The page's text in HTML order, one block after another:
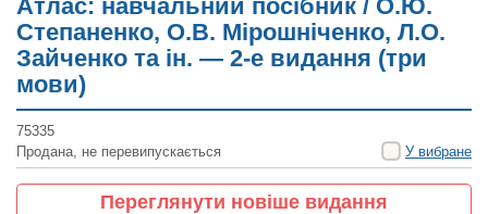
Атлас: навчальний посібник / О.Ю.
Степаненко, О.В. Мірошніченко, Л.О.
Зайченко та ін. — 2-е видання (три
мови)
75335
Продана, не перевипускається
У вибране
Переглянути новіше видання